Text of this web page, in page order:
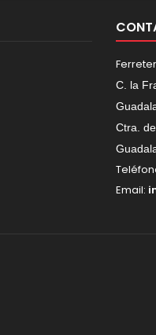
C. la
Ctra.
Email: